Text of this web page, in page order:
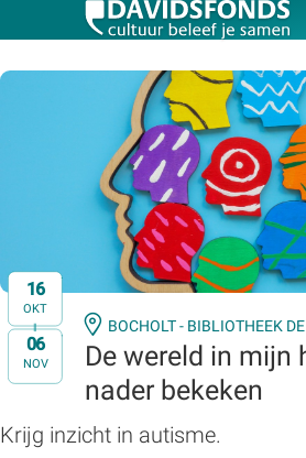
16
OKT
t/m
06
NOV
BOCHOLT - BIBLIOTHEEK DE
De wereld in
nader bekeken
Krijg inzicht in autisme.